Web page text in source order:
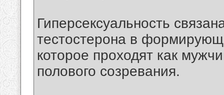
Гиперсексуальность
тестостерона в
которое проходят как
полового созревания.